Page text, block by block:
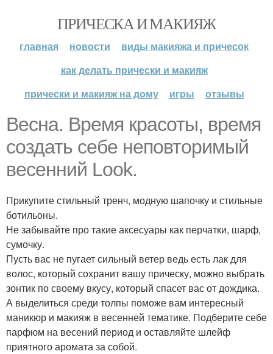
ПРИЧЕСКА И МАКИЯЖ
главная новости
виды макияжа и причесок
как делать прически и макияж
прически и макияж на дому
игры отзывы
Весна. Время красоты, время
создать себе неповторимый
весенний Look.
Прикупите стильный тренч, модную шапочку и стильные
ботильоны.
Не забывайте про такие аксесуары как перчатки, шарф,
сумочку.
Пусть вас не пугает сильный ветер ведь есть лак для
волос, который сохранит вашу прическу, можно выбрать
зонтик по своему вкусу, который спасет вас от дождика.
А выделиться среди толпы поможе вам интересный
маникюр и макияж в весенней тематике. Подберите себе
парфюм на весений период и оставляйте шлейф
приятного аромата за собой.